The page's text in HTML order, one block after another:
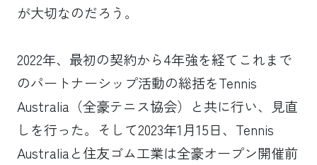
が大切なのだろう。
2022年、最初の契約から4年強を経てこれまで
のパートナーシップ活動の総括をTennis
Australia（全豪テニス協会）と共に行い、見直
しを行った。そして2023年1月15日、Tennis
Australiaと住友ゴム工業は全豪オープン開催前